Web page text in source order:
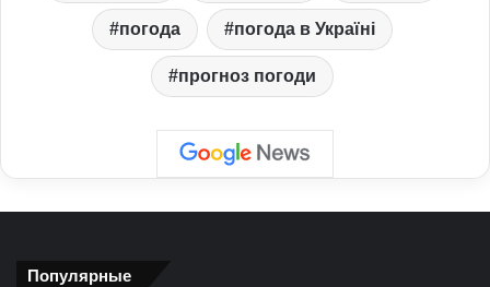
погода погода в Україні
прогноз погоди
Популярные